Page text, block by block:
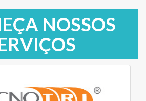
NOSSOS